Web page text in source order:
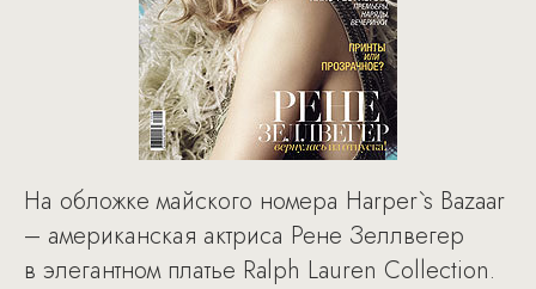
На обложке майского номера Harper`s Bazaar
– американская актриса Рене Зеллвегер
в элегантном платье Ralph Lauren Collection.